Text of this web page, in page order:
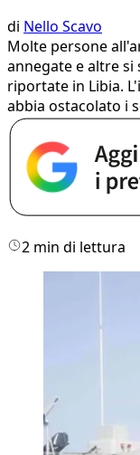
di Nello Scavo
Molte persone
annegate e altre
riportate in Libia.
abbia ostacolato i
2 min di lettura